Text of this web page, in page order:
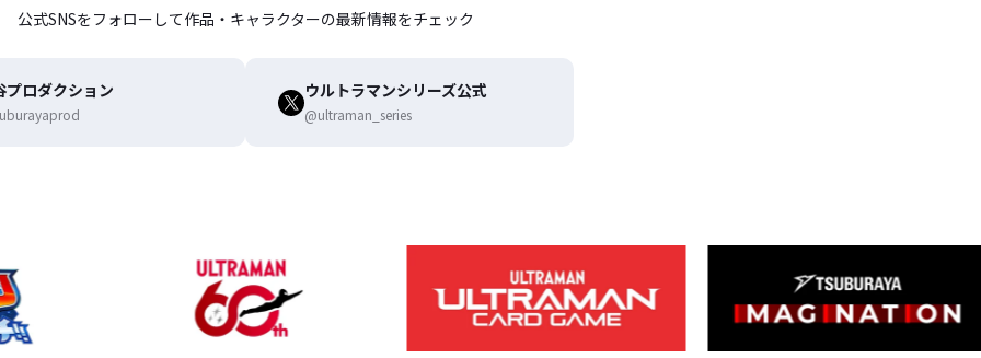
公式SNSをフォローして作品・キャラクターの最新情報をチェック
プロダクション ウルトラマンシリーズ公式
@ultraman_series